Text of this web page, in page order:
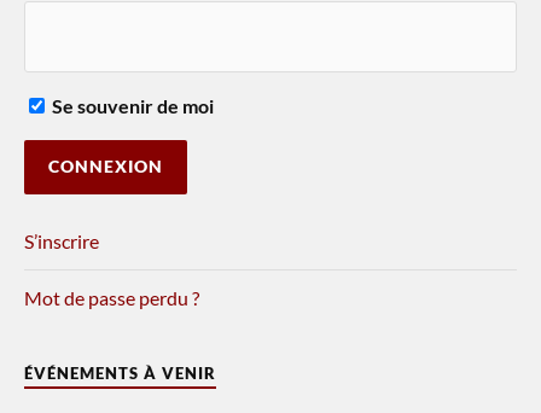
Se souvenir de moi
S’inscrire
Mot de passe perdu ?
ÉVÉNEMENTS À VENIR